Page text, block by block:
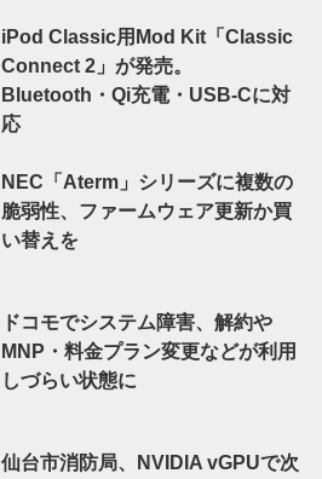
iPod Classic用Mod Kit「Classic
Connect 2」が発売。
Bluetooth・Qi充電・USB-Cに対
応
NEC「Aterm」シリーズに複数の
脆弱性、ファームウェア更新か買
い替えを
ドコモでシステム障害、解約や
MNP・料金プラン変更などが利用
しづらい状態に
仙台市消防局、NVIDIA vGPUで次